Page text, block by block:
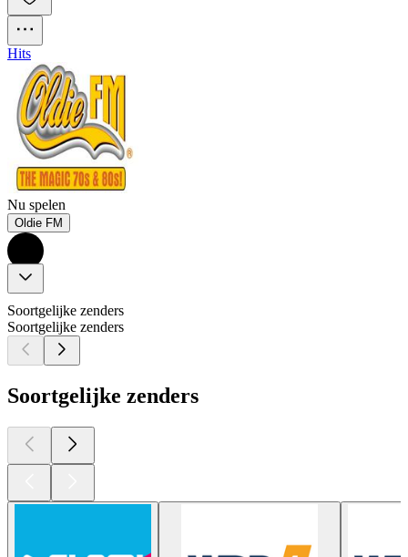
Hits
Nu spelen
Oldie FM
Soortgelijke zenders
Soortgelijke zenders
Soortgelijke zenders